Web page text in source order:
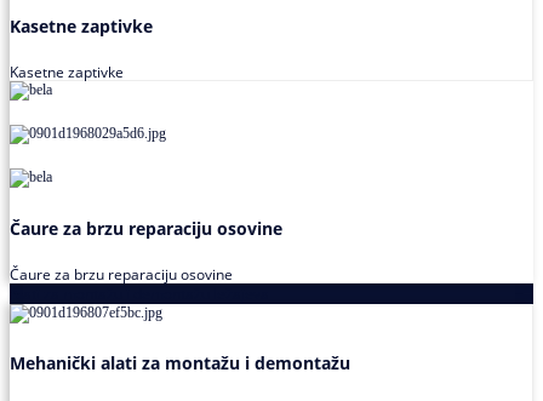
Kasetne zaptivke
Kasetne zaptivke
Čaure za brzu reparaciju osovine
Čaure za brzu reparaciju osovine
Mehanički alati za montažu i demontažu